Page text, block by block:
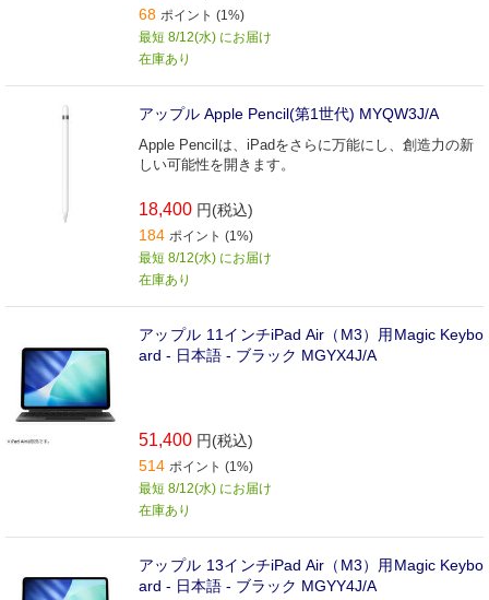
68 ポイント (1%)
最短 8/12(水) にお届け
在庫あり
アップル Apple Pencil(第1世代) MYQW3J/A
Apple Pencilは、iPadをさらに万能にし、創造力の新
しい可能性を開きます。
18,400 円(税込)
184 ポイント (1%)
最短 8/12(水) にお届け
在庫あり
アップル 11インチiPad Air（M3）用Magic Keybo
ard - 日本語 - ブラック MGYX4J/A
51,400 円(税込)
514 ポイント (1%)
最短 8/12(水) にお届け
在庫あり
アップル 13インチiPad Air（M3）用Magic Keybo
ard - 日本語 - ブラック MGYY4J/A